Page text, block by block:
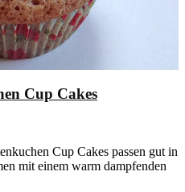
Cup Cakes
Cup Cakes passen gut in
mit einem warm dampfenden